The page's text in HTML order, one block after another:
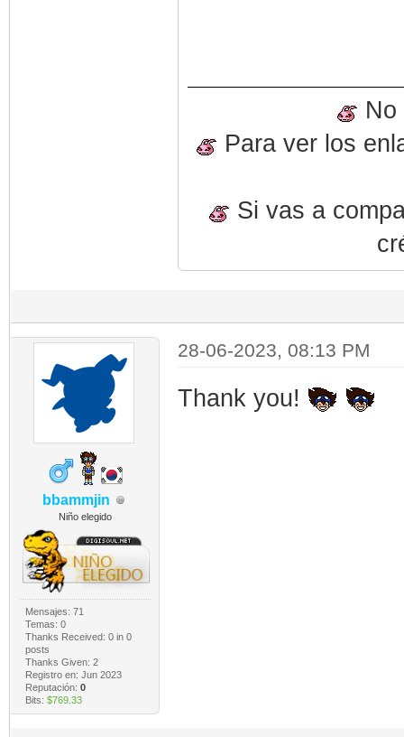
No
Para ver los
Si vas a
bbammjin
Niño elegido
Mensajes: 71
Temas: 0
Thanks Received: 0in 0
posts
Thanks Given: 2
Registro en: Jun 2023
Reputación: 0
Bits: $769.33
28-06-2023, 08:13 PM
Thank you!